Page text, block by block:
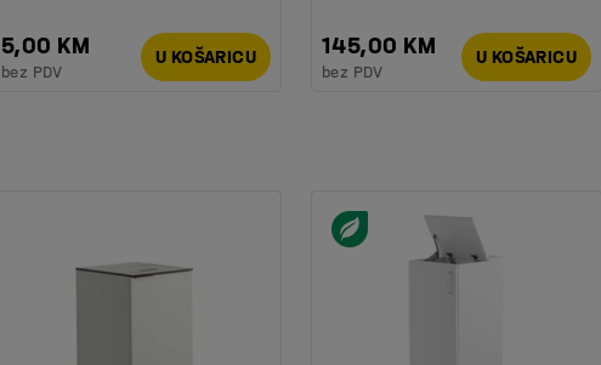
5,00 KM
bez PDV
U KOŠARICU 145,00 KM
bez PDV
U KOŠARICU